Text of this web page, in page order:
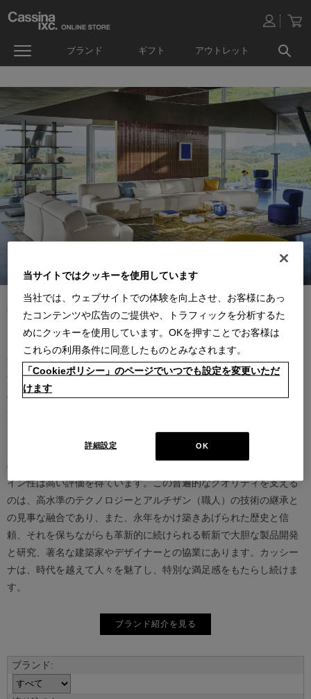
ブランド ギフト アウトレット
カッシーナは創業以来、インテリアの未来をデザインし続けてきた
家具業界では数少ないリーディングブランドとして知られていま
す。17世紀、イタリアで誕生したカッシーナは、教会の木製チェア
の製造に始まり、その後豪華客船の内装などを手掛け、技術力を確
ト・カッシーナによってカッシーナ社が設立されると、5０年代には
モダンファーニチャーの分野へと転身、その後多くの製品が世界中
の最も重要な美術館にコレクションされるなど、その完成度とデザ
イン性は高い評価を得ています。この普遍的なクオリティを支える
のは、高水準のテクノロジーとアルチザン（職人）の技術の継承と
の見事な融合であり、また、永年をかけ築きあげられた歴史と信
頼、それを保ちながらも革新的に続けられる斬新で大胆な製品開発
と研究、著名な建築家やデザイナーとの協業にあります。カッシー
ナは、時代を越えて人々を魅了し、特別な満足感をもたらし続けま
す。
ブランド紹介を見る
当サイトではクッキーを使用しています
当社では、ウェブサイトでの体験を向上させ、お客様にあっ
たコンテンツや広告のご提供や、トラフィックを分析するた
めにクッキーを使用しています。OKを押すことでお客様は
これらの利用条件に同意したものとみなされます。
「Cookieポリシー」のページでいつでも設定を変更いただ
けます
OK
詳細設定